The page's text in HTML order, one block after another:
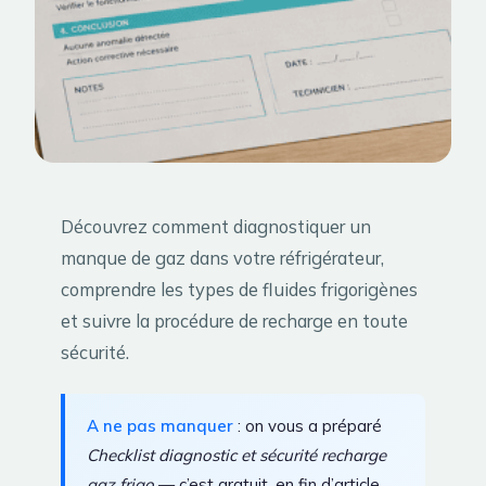
Découvrez comment diagnostiquer un
manque de gaz dans votre réfrigérateur,
comprendre les types de fluides frigorigènes
et suivre la procédure de recharge en toute
sécurité.
A ne pas manquer : on vous a préparé
Checklist diagnostic et sécurité recharge